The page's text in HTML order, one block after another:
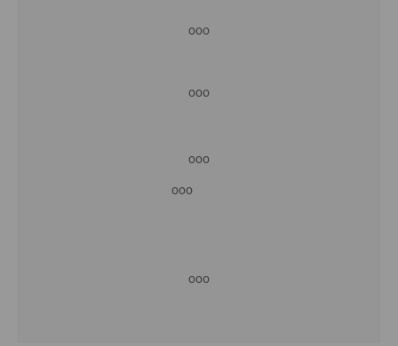
ooo
ooo
ooo
ooo
ooo